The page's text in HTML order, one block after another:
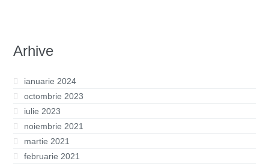
Arhive
ianuarie 2024
octombrie 2023
iulie 2023
noiembrie 2021
martie 2021
februarie 2021